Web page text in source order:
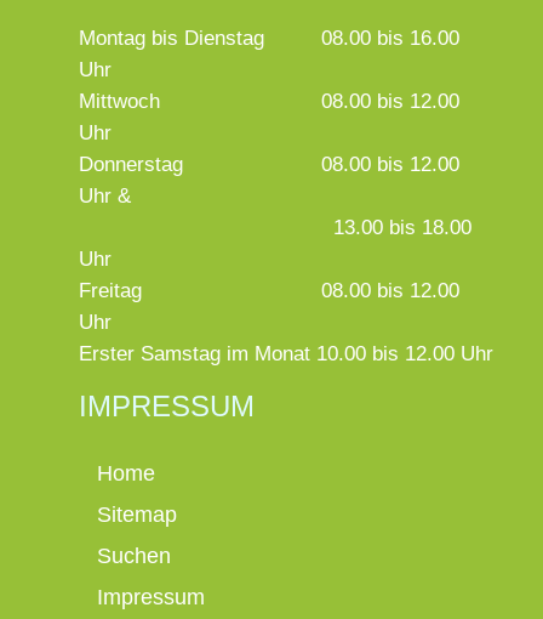
Montag bis Dienstag
08.00 bis 16.00
Uhr
Mittwoch
08.00 bis 12.00
Uhr
Donnerstag
08.00 bis 12.00
Uhr &
13.00 bis 18.00
Uhr
Freitag
08.00 bis 12.00
Uhr
Erster Samstag im Monat 10.00 bis 12.00 Uhr
IMPRESSUM
Home
Sitemap
Suchen
Impressum